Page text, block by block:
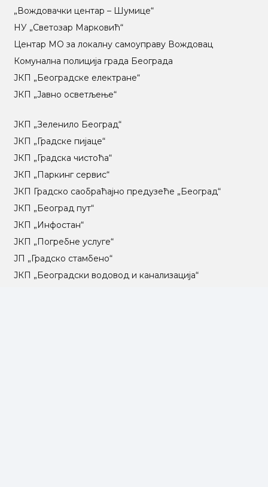
„Вождовачки центар – Шумице“
НУ „Светозар Марковић“
Центар МO за локалну самоуправу Вождовац
Комунална полиција града Београда
ЈКП „Београдске електране“
ЈКП „Јавно осветљење“
ЈКП „Зеленило Београд“
ЈКП „Градске пијаце“
ЈКП „Градска чистоћа“
ЈКП „Паркинг сервис“
ЈКП Градско саобраћајно предузеће „Београд“
ЈКП „Београд пут“
ЈКП „Инфостан“
ЈКП „Погребне услуге“
ЈП „Градско стамбено“
ЈКП „Београдски водовод и канализација“